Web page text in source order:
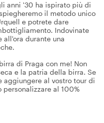
anni '30 ha ispirato più di
il metodo unico
e potrete dare
Indovinate
durante una
di Praga con me! Non
e la patria della birra. Se
aggiungere al vostro tour di
personalizzare al 100%